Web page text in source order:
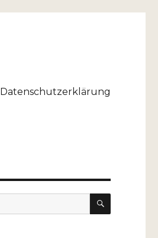
Datenschutzerklärung
SUCHEN